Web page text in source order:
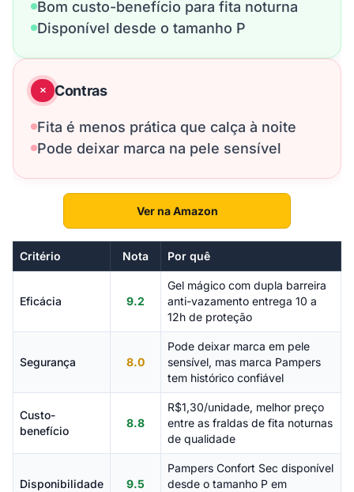
Bom custo-benefício para fita noturna
Disponível desde o tamanho P
Contras
Fita é menos prática que calça à noite
Pode deixar marca na pele sensível
Ver na Amazon
Critério Nota Por quê
Eficácia 9.2
Gel mágico com dupla barreira
anti-vazamento entrega 10 a
12h de proteção
Segurança 8.0
Pode deixar marca em pele
sensível, mas marca Pampers
tem histórico confiável
Custo-
benefício
8.8
R$1,30/unidade, melhor preço
entre as fraldas de fita noturnas
de qualidade
Disponibilidade 9.5
Pampers Confort Sec disponível
desde o tamanho P em